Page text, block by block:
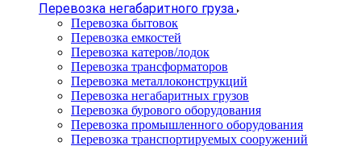
Перевозка негабаритного груза
Перевозка бытовок
Перевозка емкостей
Перевозка катеров/лодок
Перевозка трансформаторов
Перевозка металлоконструкций
Перевозка негабаритных грузов
Перевозка бурового оборудования
Перевозка промышленного оборудования
Перевозка транспортируемых сооружений